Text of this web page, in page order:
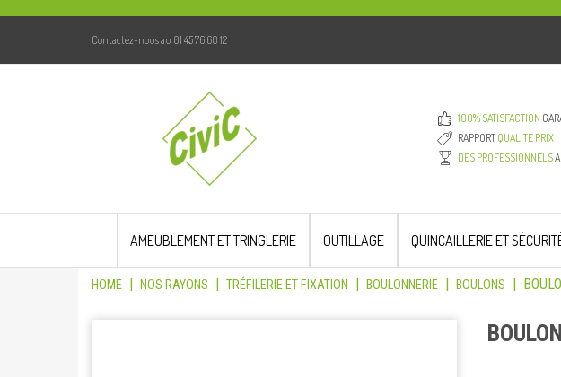
Contactez-nous au 01 45 76 60 12
100% SATISFACTION
RAPPORT QUALITE PRIX
DES PROFESSIONNELSA
AMEUBLEMENT ET TRINGLERIE OUTILLAGE QUINCAILLERIE ET
HOME | NOS RAYONS | TRÉFILERIE ET FIXATION | BOULONNERIE | BOULONS |